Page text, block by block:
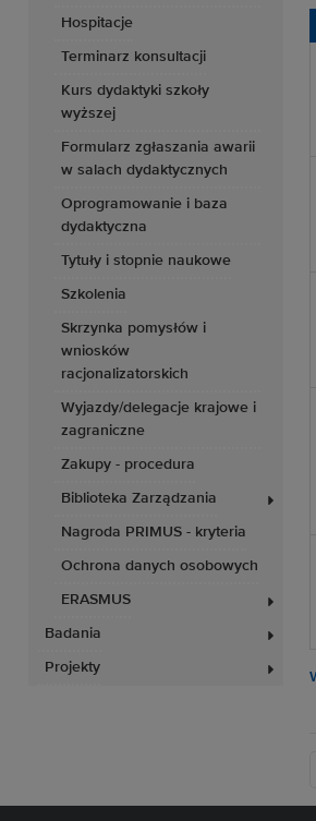
Hospitacje
Terminarz konsultacji
Kurs dydaktyki szkoły
wyższej
Formularz zgłaszania awarii
w salach dydaktycznych
Oprogramowanie i baza
dydaktyczna
Tytuły i stopnie naukowe
Szkolenia
Skrzynka pomysłów i
wniosków
racjonalizatorskich
Wyjazdy/delegacje krajowe i
zagraniczne
Zakupy - procedura
Biblioteka Zarządzania
Nagroda PRIMUS - kryteria
Ochrona danych osobowych
ERASMUS
Badania
Projekty